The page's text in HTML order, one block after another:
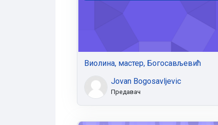
Виолина, мастер, Богосављевић
Jovan Bogosavljevic
Предавач